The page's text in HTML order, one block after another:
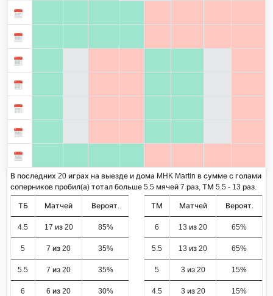
В последних 20 играх на выезде и дома MHK Martin в сумме с голами
соперников пробил(а) тотал больше 5.5 мячей 7 раз, ТМ 5.5 - 13 раз.
ТБ Матчей Вероят.
4.5 17 из 20 85%
5 7 из 20 35%
5.5 7 из 20 35%
6 6 из 20 30%
ТМ Матчей Вероят.
6 13 из 20 65%
5.5 13 из 20 65%
5 3 из 20 15%
4.5 3 из 20 15%